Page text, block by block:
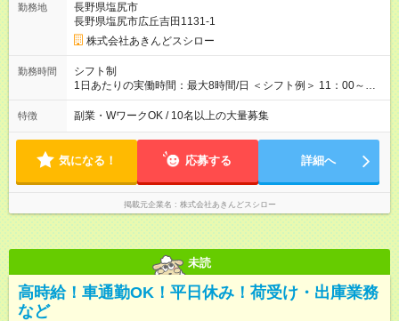
合：月給28万円＋残業代・諸手当 ※地域手当2万円が含まれま
す。 【例2】転居可能の「ブロック限定勤務制度」の場合 ブロ
ック外東京23区内勤務の場合：月給29万5000円＋残業代・諸手
当 ※地域手当2万円やブロック外勤務手当1万5000円が含まれま
す。 ＜水準以上の収入を得られる環境！＞ 全社員の平均年収は
603万円（平均月給38万9000円／2025年度実績）で、店長の平
らに自己負担額2万円の寮や各種手当があるため「前職より貯金
できている」と話す社員が多くいます！ 【試用期間】試用期間
あり 試用期間の長さ：3ヶ月 雇用形態、給与は本採用時と同じ
です。
勤務地
長野県塩尻市
長野県塩尻市広丘吉田1131-1
株式会社あきんどスシロー
勤務時間
シフト制
1日あたりの実働時間：最大8時間/日 ＜シフト例＞ 11：00～
20：00、12：00～21：00、15：00～24：00 ※1ヶ月単位の変
形労働時間制（週平均実働40時間） ◎残業は月30h程度。1店舗
出勤前にジムに通う社員も多くいま す。繁忙期以外は1日通して
働くことがほぼありません！
特徴 副業・WワークOK / 10名以上の大量募集
気になる！ 応募する 詳細へ
掲載元企業名 株式会社あきんどスシロー
未読
高時給！車通勤OK！平日休み！荷受け・出庫業務
など